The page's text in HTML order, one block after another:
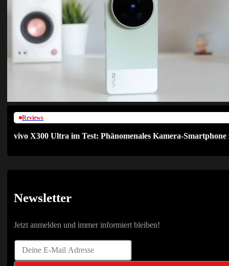
Reviews
vivo X300 Ultra im Test: Phänomenales Kamera-
Newsletter
Jetzt anmelden und immer informiert bleiben!